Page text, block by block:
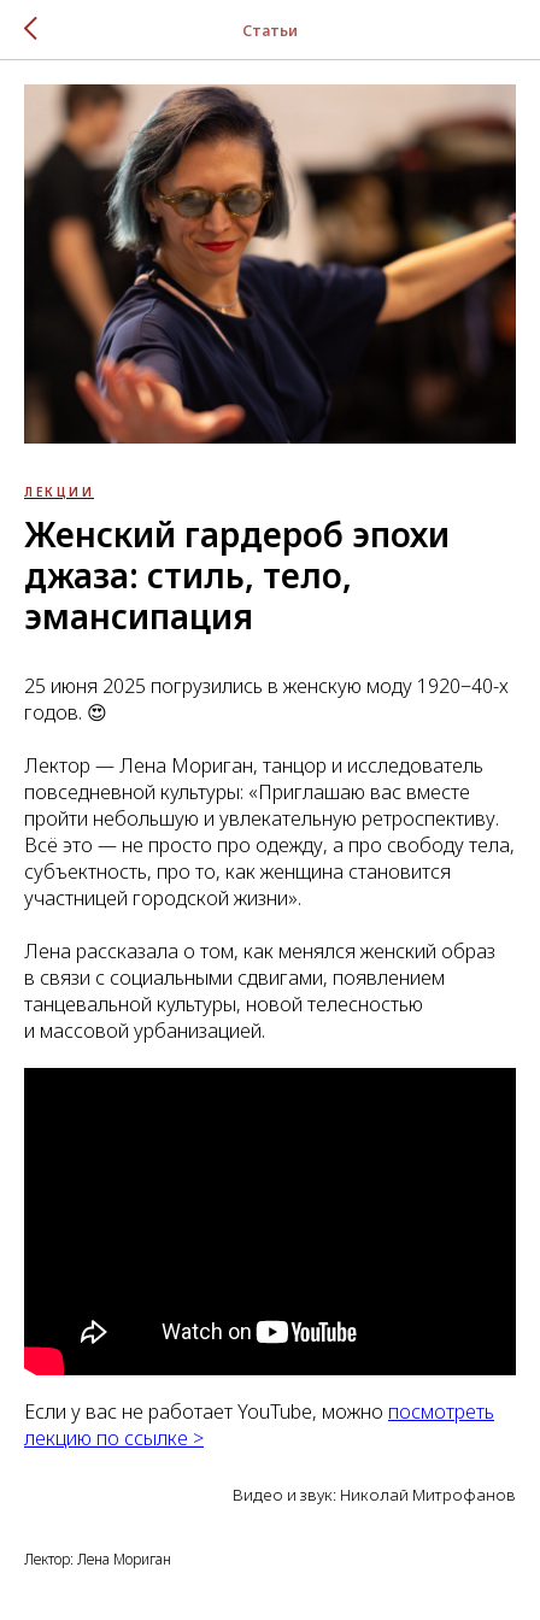
Статьи
ЛЕКЦИИ
Женский гардероб эпохи
джаза: стиль, тело,
эмансипация
25 июня 2025 погрузились в женскую моду 1920−40-х
годов. 😍
Лектор — Лена Мориган, танцор и исследователь
повседневной культуры: «Приглашаю вас вместе
пройти небольшую и увлекательную ретроспективу.
Всё это — не просто про одежду, а про свободу тела,
субъектность, про то, как женщина становится
участницей городской жизни».
Лена рассказала о том, как менялся женский образ
в связи с социальными сдвигами, появлением
танцевальной культуры, новой телесностью
и массовой урбанизацией.
Если у вас не работает YouTube, можно посмотреть
лекцию по ссылке >
Видео и звук: Николай Митрофанов
Лектор: Лена Мориган